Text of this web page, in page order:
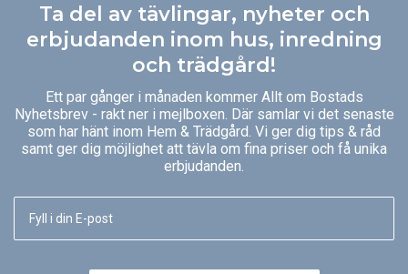
Ta del av tävlingar, nyheter och
erbjudanden inom hus, inredning
och trädgård!
Ett par gånger i månaden kommer Allt om Bostads
Nyhetsbrev - rakt ner i mejlboxen. Där samlar vi det senaste
som har hänt inom Hem & Trädgård. Vi ger dig tips & råd
samt ger dig möjlighet att tävla om fina priser och få unika
erbjudanden.